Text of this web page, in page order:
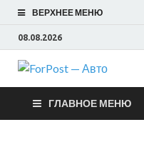
ВЕРХНЕЕ МЕНЮ
08.08.2026
ГЛАВНОЕ МЕНЮ